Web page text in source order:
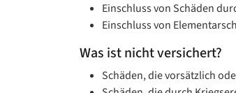
Einschluss von Schäden
Einschluss von
Was ist nicht versichert?
Schäden, die vorsätzlich